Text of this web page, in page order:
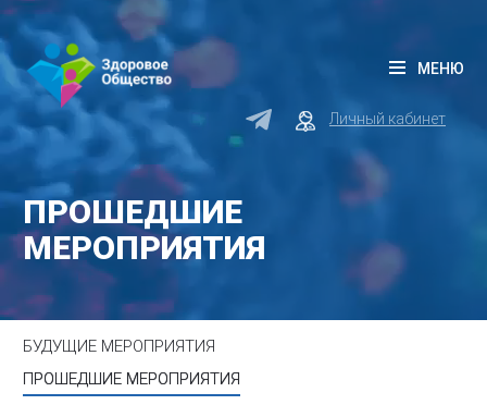
Личный кабинет
МЕНЮ
ПРОШЕДШИЕ
МЕРОПРИЯТИЯ
БУДУЩИЕ МЕРОПРИЯТИЯ
ПРОШЕДШИЕ МЕРОПРИЯТИЯ